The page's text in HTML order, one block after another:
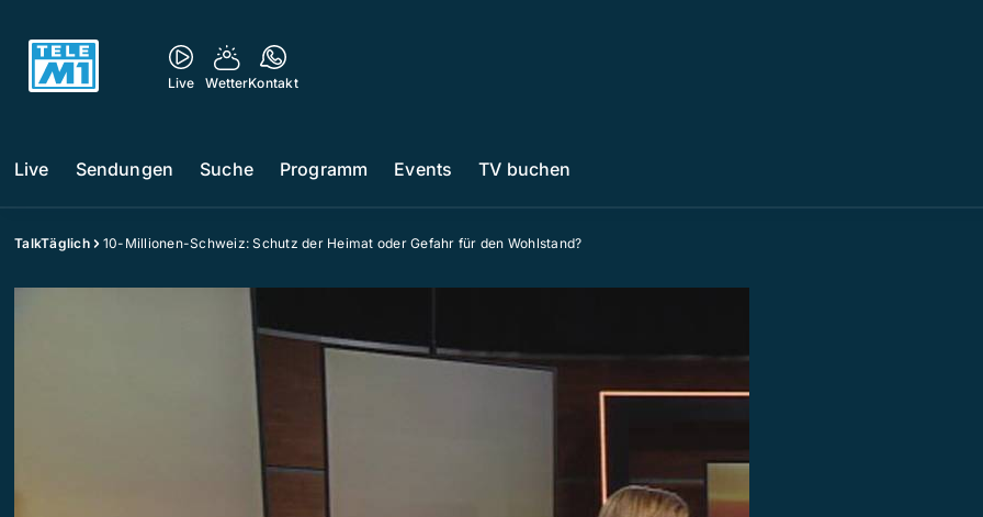
Live WetterKontakt
Live Sendungen Suche Programm Events TV buchen
TalkTäglich 10-Millionen-Schweiz: Schutz der Heimat oder Gefahr für den Wohlstand?